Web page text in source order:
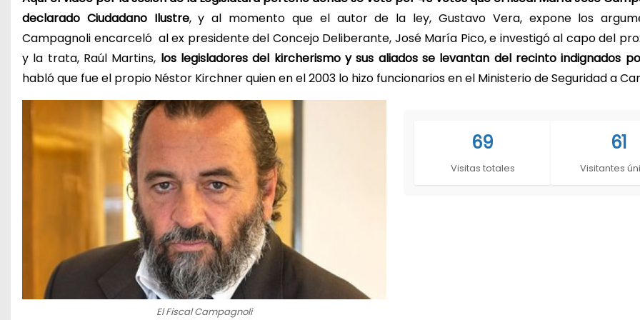
declarado Ciudadano Ilustre, y al momento que el autor de la ley, Gustavo Vera, expone los
Campagnoli encarceló al ex presidente del Concejo Deliberante, José María Pico, e investigó al capo del
y la trata, Raúl Martins, los legisladores del kircherismo y sus aliados se levantan del recinto indignados
habló que fue el propio Néstor Kirchner quien en el 2003 lo hizo funcionarios en el Ministerio de Seguridad a
El Fiscal Campagnoli
69
Visitas totales
61
Visitantes